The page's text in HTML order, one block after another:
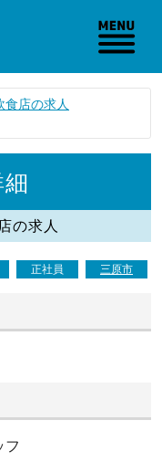
食店の求人
の求人
正社員 三原市
フ